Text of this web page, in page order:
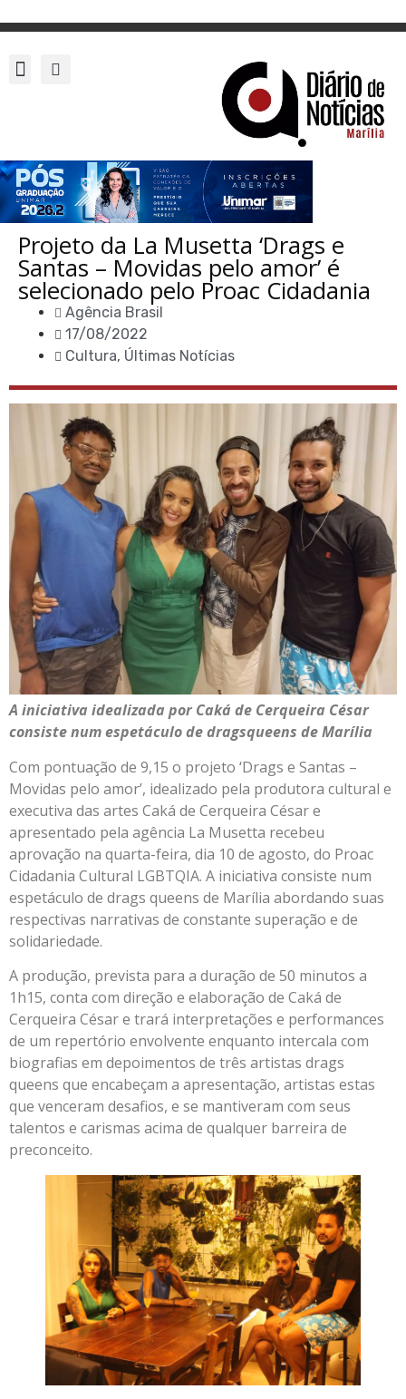
Projeto da La Musetta ‘Drags e
Santas – Movidas pelo amor’ é
selecionado pelo Proac Cidadania
Agência Brasil
17/08/2022
Cultura, Últimas Notícias
A iniciativa idealizada por Caká de Cerqueira César
consiste num espetáculo de dragsqueens de Marília
Com pontuação de 9,15 o projeto ‘Drags e Santas –
Movidas pelo amor’, idealizado pela produtora cultural e
executiva das artes Caká de Cerqueira César e
apresentado pela agência La Musetta recebeu
aprovação na quarta-feira, dia 10 de agosto, do Proac
Cidadania Cultural LGBTQIA. A iniciativa consiste num
espetáculo de drags queens de Marília abordando suas
respectivas narrativas de constante superação e de
solidariedade.
A produção, prevista para a duração de 50 minutos a
1h15, conta com direção e elaboração de Caká de
Cerqueira César e trará interpretações e performances
de um repertório envolvente enquanto intercala com
biografias em depoimentos de três artistas drags
queens que encabeçam a apresentação, artistas estas
que venceram desafios, e se mantiveram com seus
talentos e carismas acima de qualquer barreira de
preconceito.